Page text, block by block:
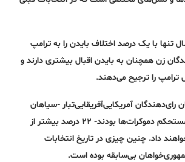
دهندگان زیر ۳۰ سال تنها با یک درصد اختلاف بایدن را به ترامپ
زن همچنان به بایدن اقبال بیشتری دارند و
ترامپ را ترجیح می‌دهند.
رای‌دهندگان آمریکایی‌آفریقایی‌تبار -سیاهان
آمریکا همیشه سنگر مستحکم دموکرات‌ها بودند- ۲۲ درصد بیشتر از
داد. چنین چیزی در تاریخ انتخابات
بی‌سابقه بوده است.